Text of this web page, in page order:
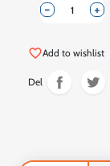
+
-
favorite_borderAdd to wishlist
Del